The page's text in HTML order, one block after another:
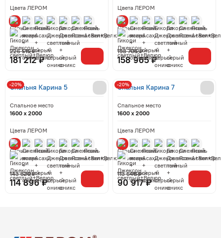
Цвета ЛЕРОМ
181 212 ₽
226 515 ₽
Цвета ЛЕРОМ
158 965 ₽
198 706 ₽
Спальня Карина 5
Спальное место
1600 x 2000
Цвета ЛЕРОМ
114 896 ₽
143 620 ₽
-20% Спальня Карина 7
Спальное место
1600 x 2000
Цвета ЛЕРОМ
90 917 ₽
113 646 ₽
-20%